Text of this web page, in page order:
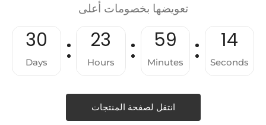
تعويضها بخصومات أعلى
30
Days
23
Hours
59
Minutes
13
Seconds
انتقل لصفحة المنتجات